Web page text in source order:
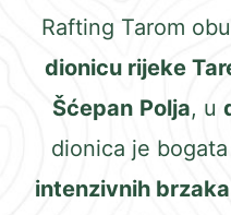
Rafting Tarom
dionicu rijeke
Šćepan Polja, u
dionica je bogata
intenzivnih brzaka